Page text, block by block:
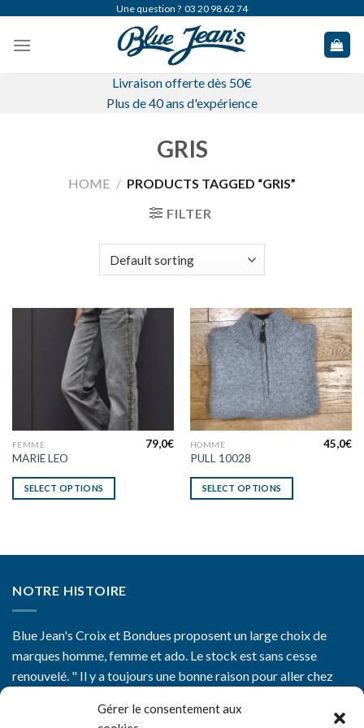
Gérer le consentement aux
content
Une question ? 03 20 98 62 74
Livraison offerte dès 50€
Plus de 40 ans d'expérience
GRIS
HOME / PRODUCTS TAGGED “GRIS”
FILTER
FEMME
MARIE LEO
79,0€
SELECT OPTIONS
HOMME
PULL 10028
45,0€
SELECT OPTIONS
NOTRE HISTOIRE
Blue Jean's Croix et Bondues proposent un large choix de
marques homme, femme et ado. Le stock est sans cesse
renouvelé. " Il y a toujours une bonne raison pour aller chez